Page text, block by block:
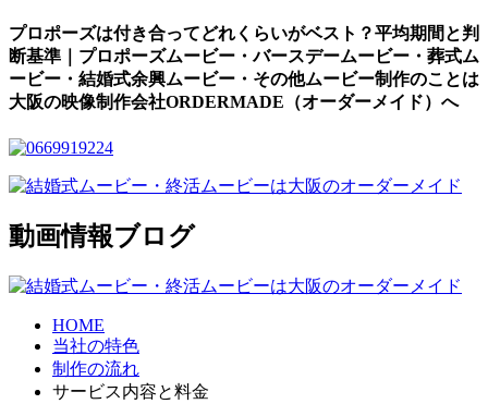
プロポーズは付き合ってどれくらいがベスト？平均期間と判
断基準｜プロポーズムービー・バースデームービー・葬式ム
ービー・結婚式余興ムービー・その他ムービー制作のことは
大阪の映像制作会社ORDERMADE（オーダーメイド）へ
動画情報ブログ
HOME
当社の特色
制作の流れ
サービス内容と料金